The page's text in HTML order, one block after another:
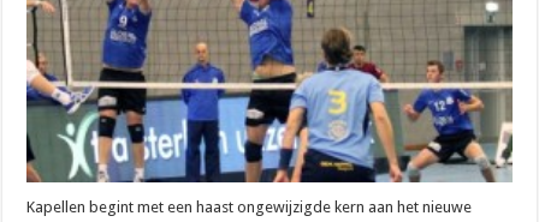
Kapellen begint met een haast ongewijzigde kern aan het nieuwe